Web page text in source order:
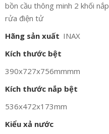
bồn cầu thông minh 2 khối nắp
rửa điện tử
Hãng sản xuất INAX
Kích thước bệt
390x727x756mmmm
Kích thước nắp bệt
536x472x173mm
Kiểu xả nước